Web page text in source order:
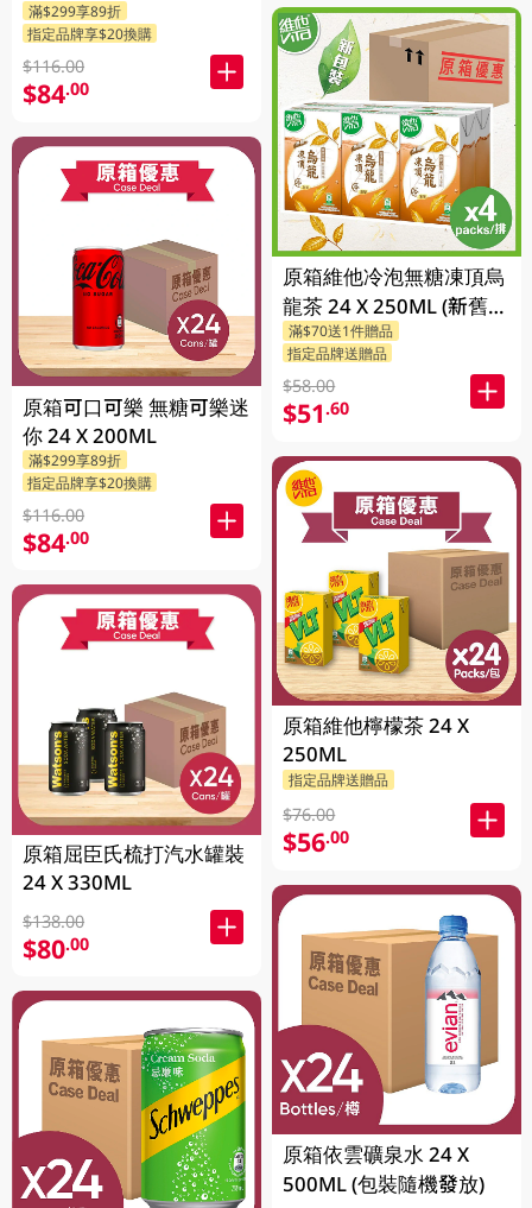
滿$299享89折
指定品牌享$20換購
$116.00
$84.00
原箱可口可樂 無糖可樂迷
你 24 X 200ML
滿$299享89折
指定品牌享$20換購
$116.00
$84.00
原箱屈臣氏梳打汽水罐裝
24 X 330ML
$138.00
$80.00
原箱維他冷泡無糖凍頂烏
龍茶 24 X 250ML (新舊包
裝隨機發貨)
滿$70送1件贈品
指定品牌送贈品
$58.00
$51.60
原箱維他檸檬茶 24 X
250ML
指定品牌送贈品
$76.00
$56.00
原箱依雲礦泉水 24 X
500ML (包裝隨機發放)